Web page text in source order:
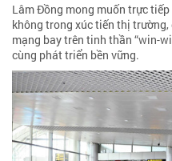
Lâm Đồng mong muốn trực
không trong xúc tiến thị
mạng bay trên tinh thần “win-
cùng phát triển bền vững.